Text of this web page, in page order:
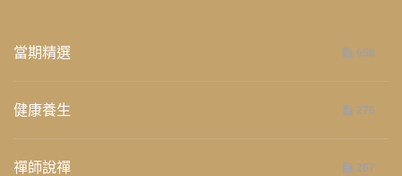
當期精選 658
健康養生 276
禪師說禪 267